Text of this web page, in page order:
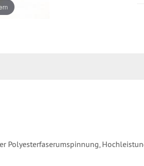
Polyesterfaserumspinnung,